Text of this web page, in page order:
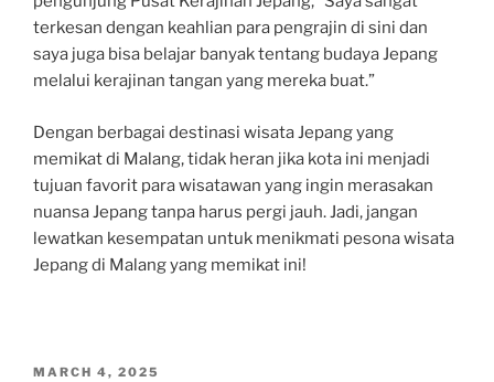
terkesan dengan keahlian para pengrajin di sini dan
saya juga bisa belajar banyak tentang budaya Jepang
melalui kerajinan tangan yang mereka buat.”
Dengan berbagai destinasi wisata Jepang yang
memikat di Malang, tidak heran jika kota ini menjadi
tujuan favorit para wisatawan yang ingin merasakan
nuansa Jepang tanpa harus pergi jauh. Jadi, jangan
lewatkan kesempatan untuk menikmati pesona wisata
Jepang di Malang yang memikat ini!
POSTED
MARCH 4, 2025